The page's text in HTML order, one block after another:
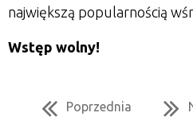
największą popularnością
Wstęp wolny!
Poprzednia